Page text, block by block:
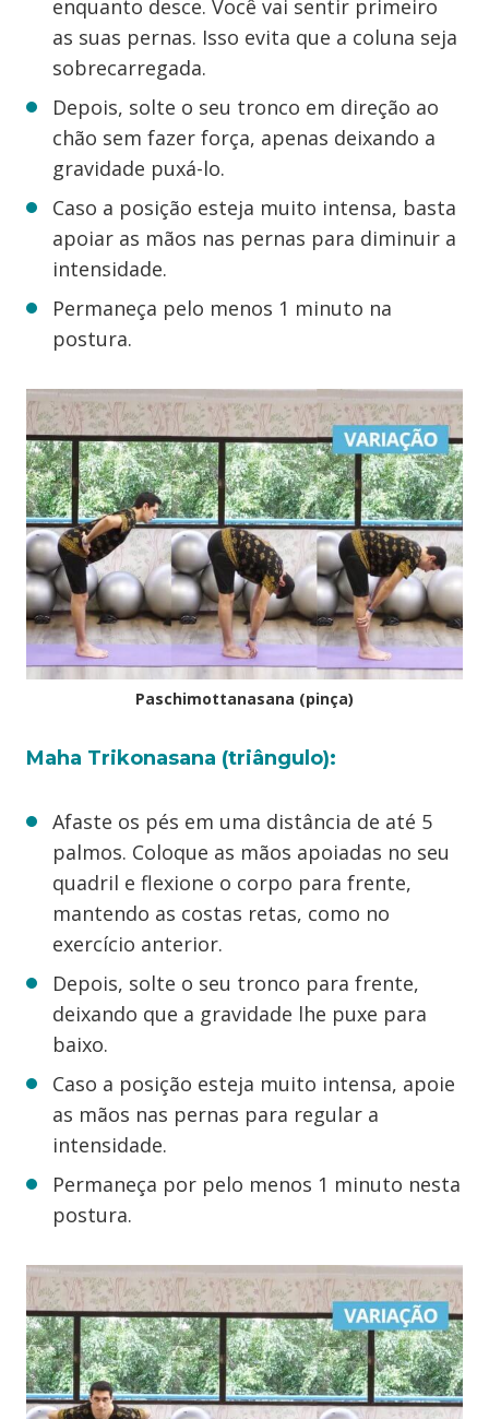
enquanto desce. Você vai sentir primeiro
as suas pernas. Isso evita que a coluna seja
sobrecarregada.
Depois, solte o seu tronco em direção ao
chão sem fazer força, apenas deixando a
gravidade puxá-lo.
Caso a posição esteja muito intensa, basta
apoiar as mãos nas pernas para diminuir a
intensidade.
Permaneça pelo menos 1 minuto na
postura.
Paschimottanasana (pinça)
Maha Trikonasana (triângulo):
Afaste os pés em uma distância de até 5
palmos. Coloque as mãos apoiadas no seu
quadril e flexione o corpo para frente,
mantendo as costas retas, como no
exercício anterior.
Depois, solte o seu tronco para frente,
deixando que a gravidade lhe puxe para
baixo.
Caso a posição esteja muito intensa, apoie
as mãos nas pernas para regular a
intensidade.
Permaneça por pelo menos 1 minuto nesta
postura.